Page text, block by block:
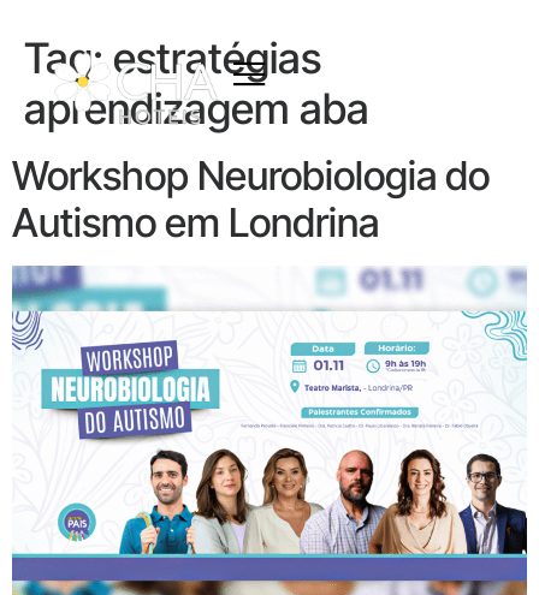
Tag:estratégias
aprendizagem aba
Workshop Neurobiologia do
Autismo em Londrina